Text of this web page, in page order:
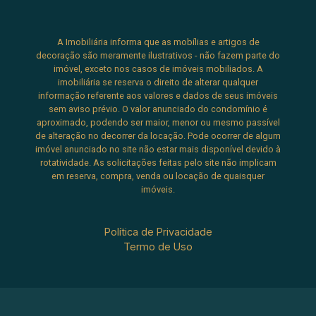
Shopping Colinas Uma oportunidade única para
quem busca exclusividade, espaço e qualidade
de vida em um só lugar. Agende sua visita e
surpreenda-se! PERMUTA POR IMOVEL DE
MAIOR OU MENOR VALOR ! ANALISA CARRO E
PARCELAMENTO DIRETO COM O DONO !
A Imobiliária informa que as mobílias e artigos de
decoração são meramente ilustrativos - não fazem parte do
imóvel, exceto nos casos de imóveis mobiliados. A
imobiliária se reserva o direito de alterar qualquer
informação referente aos valores e dados de seus imóveis
sem aviso prévio. O valor anunciado do condomínio é
aproximado, podendo ser maior, menor ou mesmo passível
de alteração no decorrer da locação. Pode ocorrer de algum
imóvel anunciado no site não estar mais disponível devido à
rotatividade. As solicitações feitas pelo site não implicam
em reserva, compra, venda ou locação de quaisquer
imóveis.
Política de Privacidade
Termo de Uso